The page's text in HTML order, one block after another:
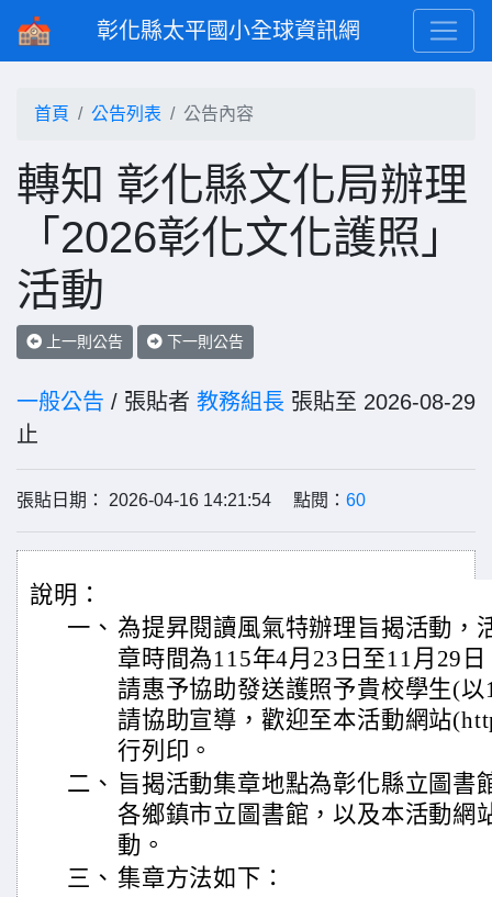
彰化縣太平國小全球資訊網
首頁 公告列表 公告內容
轉知 彰化縣文化局辦理
「2026彰化文化護照」
活動
上一則公告 下一則公告
一般公告 / 張貼者 教務組長 張貼至 2026-08-29
止
張貼日期： 2026-04-16 14:21:54 點閱： 60
說明：
一、 為提昇閱讀風氣特辦理旨揭活動，
章時間為115年4月23日至11月29
請惠予協助發送護照予貴校學生(
請協助宣導，歡迎至本活動網站
行列印。
二、 旨揭活動集章地點為彰化縣立圖書
各鄉鎮市立圖書館，以及本活動網
動。
三、 集章方法如下：